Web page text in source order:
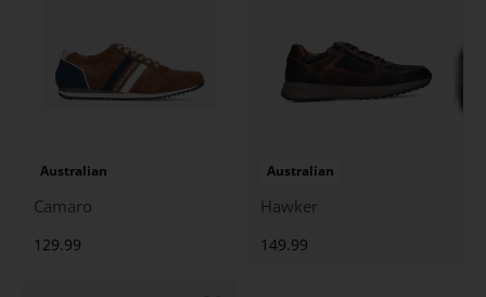
Australian
Camaro
129.99
Australian
Hawker
149.99